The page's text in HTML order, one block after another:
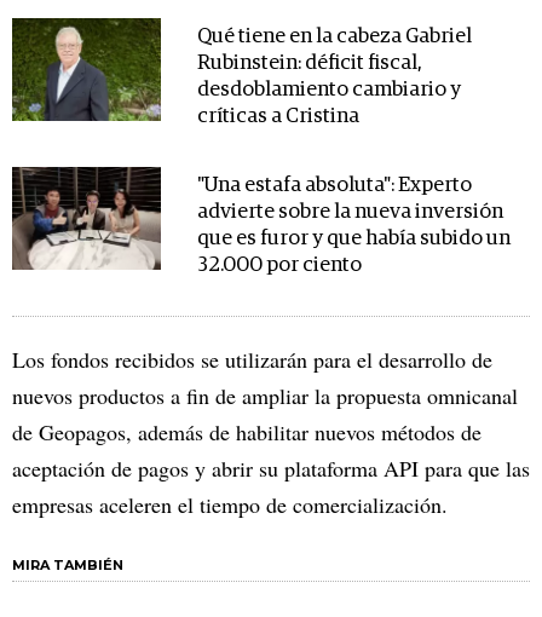
Qué tiene en la cabeza Gabriel
Rubinstein: déficit fiscal,
desdoblamiento cambiario y
críticas a Cristina
"Una estafa absoluta": Experto
advierte sobre la nueva inversión
que es furor y que había subido un
32.000 por ciento
Los fondos recibidos se utilizarán para el desarrollo de
nuevos productos a fin de ampliar la propuesta omnicanal
de Geopagos, además de habilitar nuevos métodos de
aceptación de pagos y abrir su plataforma API para que las
empresas aceleren el tiempo de comercialización.
MIRA TAMBIÉN